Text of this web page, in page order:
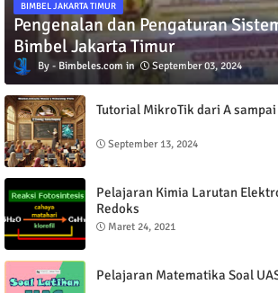
BIMBEL JAKARTA TIMUR
Pengenalan dan Pengaturan
Bimbel Jakarta Timur
Bimbeles.com September 03, 2024
Tutorial MikroTik dari A sampai
September 13, 2024
Pelajaran Kimia Larutan
Redoks
Maret 24, 2021
Pelajaran Matematika Soal